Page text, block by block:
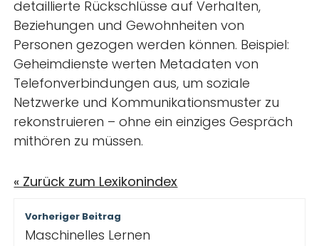
detaillierte Rückschlüsse auf Verhalten,
Beziehungen und Gewohnheiten von
Personen gezogen werden können. Beispiel:
Geheimdienste werten Metadaten von
Telefonverbindungen aus, um soziale
Netzwerke und Kommunikationsmuster zu
rekonstruieren – ohne ein einziges Gespräch
mithören zu müssen.
« Zurück zum Lexikonindex
Beitragsnavigation
Vorheriger Beitrag
Maschinelles Lernen